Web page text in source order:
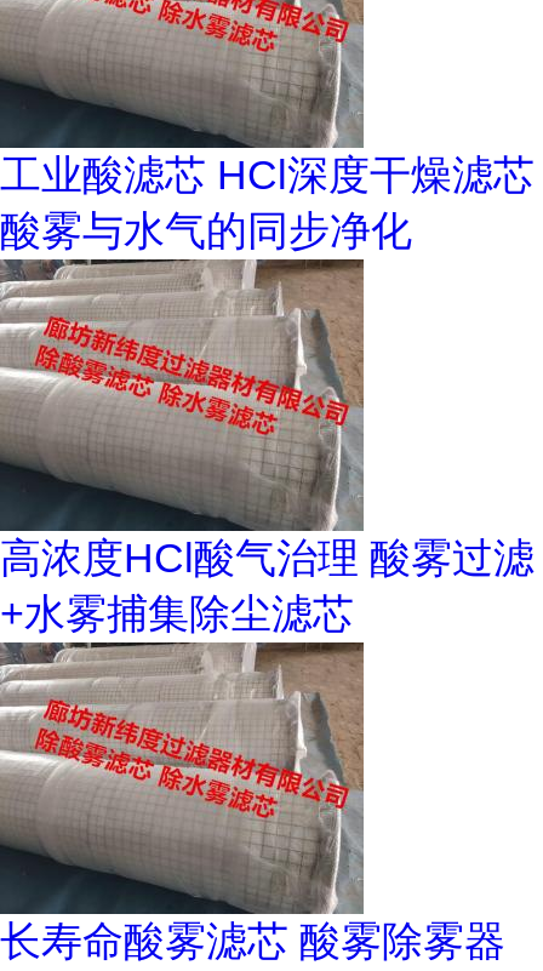
工业酸滤芯 HCl深度干燥滤芯
酸雾与水气的同步净化
高浓度HCl酸气治理 酸雾过滤
+水雾捕集除尘滤芯
长寿命酸雾滤芯 酸雾除雾器